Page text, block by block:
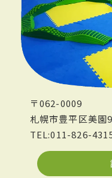
〒062-0009
札幌市豊平区美園
TEL:011-826-